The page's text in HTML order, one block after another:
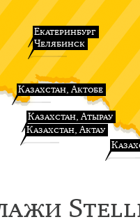
Екатеринбург
Челябинск
Казахстан, Актау
Казахстан, Актобе
Казахстан, Атырау